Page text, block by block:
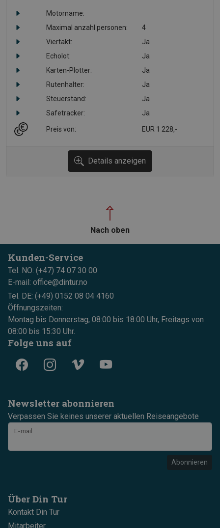
Motorname:
Maximal anzahl personen:
4
Viertakt:
Ja
Echolot:
Ja
Karten-Plotter:
Ja
Rutenhalter:
Ja
Steuerstand:
Ja
Safetracker:
Ja
Preis von: EUR 1 228,-
Details anzeigen
Nach oben
Kunden-Service
Tel. NO: (+47) 74 07 30 00
E-mail: office@dintur.no
Tel. DE: (+49) 0152 08 04 4160
Öffnungszeiten:
Montag bis Donnerstag, 08:00 bis 18:00 Uhr, Freitags von
08:00 bis 15:30 Uhr.
Folge uns auf
Newsletter abonnieren
Verpassen Sie keines unserer aktuellen Reiseangebote
E-mail
Abonnieren
Über Din Tur
Kontakt Din Tur
Mitarbeiter